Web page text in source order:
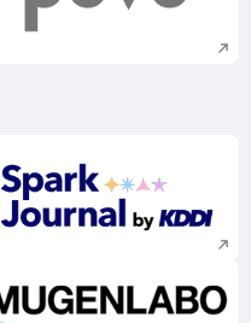
新規ウィンドウで
新規ウィンドウで